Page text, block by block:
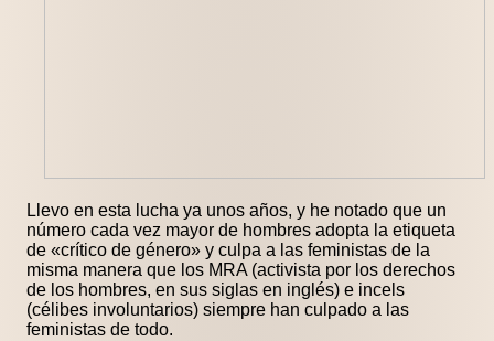
Llevo en esta lucha ya unos años, y he notado que un
número cada vez mayor de hombres adopta la etiqueta
de «crítico de género» y culpa a las feministas de la
misma manera que los MRA (activista por los derechos
de los hombres, en sus siglas en inglés) e incels
(célibes involuntarios) siempre han culpado a las
feministas de todo.